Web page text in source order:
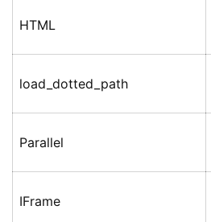
HTML
load_dotted_path
Parallel
IFrame